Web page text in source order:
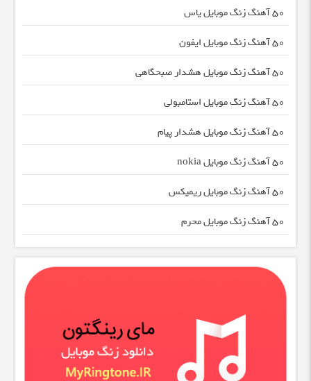
50 آهنگ زنگ موبایل یاس
50 آهنگ زنگ موبایل ایفون
50 آهنگ زنگ موبایل هشدار صبحگاهی
50 آهنگ زنگ موبایل استامبولی
50 آهنگ زنگ موبایل هشدار پیام
50 آهنگ زنگ موبایل nokia
50 آهنگ زنگ موبایل ریمیکس
50 آهنگ زنگ موبایل محرم